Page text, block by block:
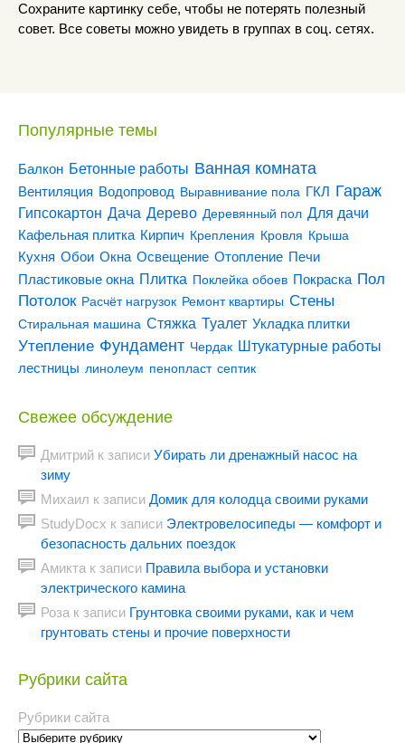
Сохраните картинку себе, чтобы не потерять полезный
совет. Все советы можно увидеть в группах в соц. сетях.
Популярные темы
Балкон Бетонные работы Ванная комната
Вентиляция Водопровод Выравнивание пола ГКЛ Гараж
Гипсокартон Дача Дерево Деревянный пол Для дачи
Кафельная плитка Кирпич Крепления Кровля Крыша
Кухня Обои Окна Освещение Отопление Печи
Пластиковые окна Плитка Поклейка обоев Покраска Пол
Потолок Расчёт нагрузок Ремонт квартиры Стены
Стиральная машина Стяжка Туалет Укладка плитки
Утепление Фундамент Чердак Штукатурные работы
лестницы линолеум пенопласт септик
Свежее обсуждение
Дмитрий к записи Убирать ли дренажный насос на
зиму
Михаил к записи Домик для колодца своими руками
StudyDocx к записи Электровелосипеды — комфорт и
безопасность дальних поездок
Амикта к записи Правила выбора и установки
электрического камина
Роза к записи Грунтовка своими руками, как и чем
грунтовать стены и прочие поверхности
Рубрики сайта
Рубрики сайта